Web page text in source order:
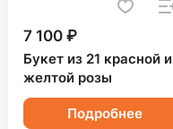
7 100 ₽
Букет из 21 красной и
желтой розы
Подробнее